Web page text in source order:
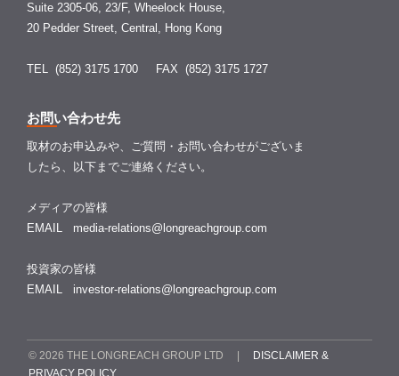
Suite 2305-06, 23/F, Wheelock House,
20 Pedder Street, Central, Hong Kong
TEL (852) 3175 1700 FAX (852) 3175 1727
お問い合わせ先
取材のお申込みや、ご質問・お問い合わせがございま
したら、以下までご連絡ください。
メディアの皆様
EMAIL media-relations@longreachgroup.com
投資家の皆様
EMAIL investor-relations@longreachgroup.com
© 2026 THE LONGREACH GROUP LTD |
DISCLAIMER &
PRIVACY POLICY